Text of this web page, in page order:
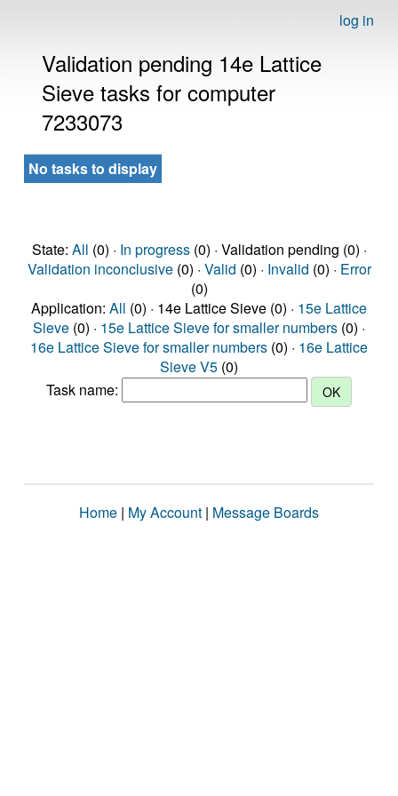
log in
Validation pending 14e Lattice
Sieve tasks for computer
7233073
No tasks to display
State: All (0) · In progress(0) · Validation pending (0) ·
Validation inconclusive(0) · Valid (0) · Invalid (0) · Error
(0)
Application: All (0) · 14e Lattice Sieve (0) · 15e Lattice
Sieve (0) · 15e Lattice Sieve for smaller numbers (0) ·
16e Lattice Sieve for smaller numbers (0) · 16e Lattice
Sieve V5 (0)
Task name:
Home | My Account | Message Boards